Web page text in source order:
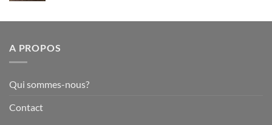
32,90€
A PROPOS
Qui sommes-nous?
Contact